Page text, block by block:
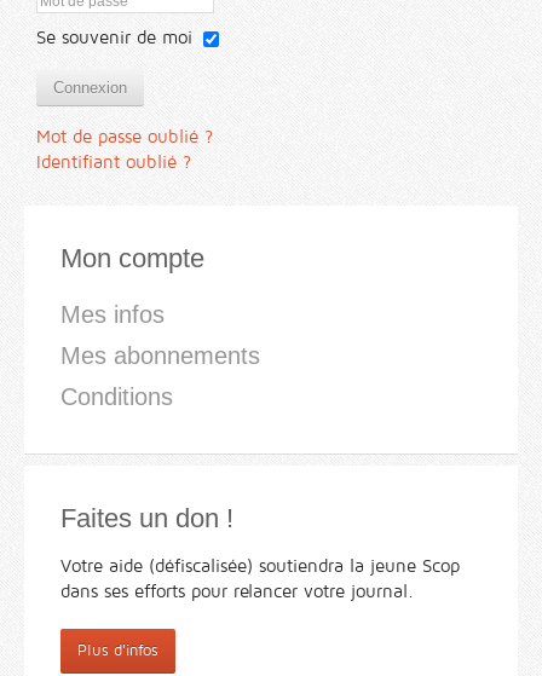
Se souvenir de moi
Connexion
Mot de passe oublié ?
Identifiant oublié ?
Mon compte
Mes infos
Mes abonnements
Conditions
Faites un don !
Votre aide (défiscalisée) soutiendra la jeune Scop
dans ses efforts pour relancer votre journal.
Plus d'infos